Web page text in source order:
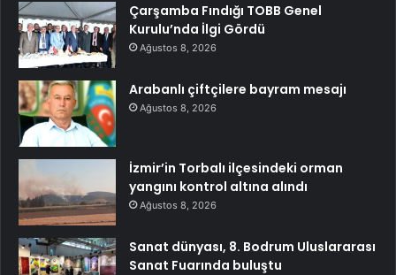
Çarşamba Fındığı TOBB Genel
Kurulu’nda İlgi Gördü
Ağustos 8, 2026
Arabanlı çiftçilere bayram mesajı
Ağustos 8, 2026
İzmir’in Torbalı ilçesindeki orman
yangını kontrol altına alındı
Ağustos 8, 2026
Sanat dünyası, 8. Bodrum Uluslararası
Sanat Fuarında buluştu